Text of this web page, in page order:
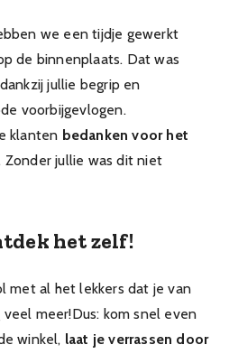
we een tijdje gewerkt
de binnenplaats. Dat was
jullie begrip en
voorbijgevlogen.
klanten bedanken voor het
. Zonder jullie was dit niet
het zelf!
met al het lekkers dat je van
meer!Dus: kom snel even
winkel, laat je verrassen door